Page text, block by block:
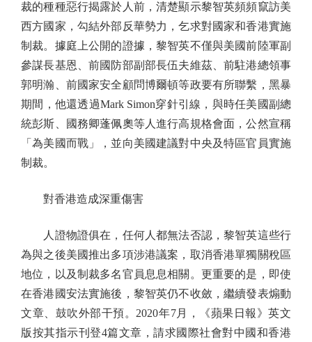
裁的種種惡行揭露於人前，清楚顯示黎智英頻頻竄訪美
西方國家，勾結外部反華勢力，乞求對國家和香港實施
制裁。據庭上公開的證據，黎智英不僅與美國前陸軍副
參謀長基恩、前國防部副部長伍夫維茲、前駐港總領事
郭明瀚、前國家安全顧問博爾頓等政要有所聯繫，黑暴
期間，他還透過Mark Simon穿針引線，與時任美國副總
統彭斯、國務卿蓬佩奧等人進行高規格會面，公然宣稱
「為美國而戰」，並向美國建議對中央及特區官員實施
制裁。
對香港造成深重傷害
人證物證俱在，任何人都無法否認，黎智英這些行
為與之後美國推出多項涉港議案，取消香港單獨關稅區
地位，以及制裁多名官員息息相關。更重要的是，即使
在香港國安法實施後，黎智英仍不收斂，繼續發表煽動
文章、鼓吹外部干預。2020年7月，《蘋果日報》英文
版按其指示刊登4篇文章，請求國際社會對中國和香港